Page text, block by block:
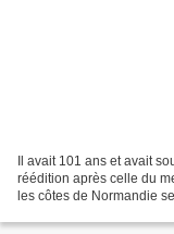
Il avait 101 ans et avait
réédition après celle du
les côtes de Normandie